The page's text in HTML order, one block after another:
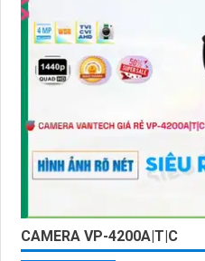
CAMERA VP-4200A|T|C